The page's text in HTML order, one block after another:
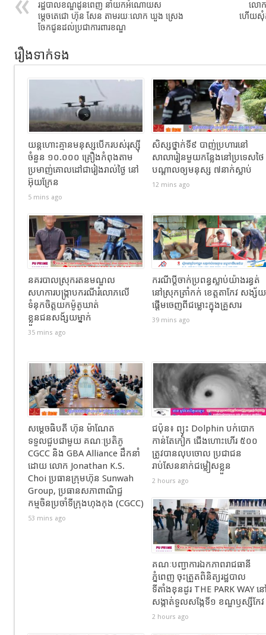
រដ្ឋបាលខណ្ឌដូនពេញ នាំយកអំណោយស
ម្តេចតេជោ ហ៊ុន សែន តាមរយៈលោក ឃួង ស្រេង
ចែកជូនដល់ប្រជាការពារខណ្ឌ
លោក
ហេីយសុំកុំ
រឿងទាក់ទង
យន្តហោះគ្មានមនុស្សបើករបស់រុស្ស៊ី
ចំនួន ១០.០០០ គ្រឿងកំពុងតាម
ប្រមាញ់គោលដៅជារៀងរាល់ថ្ងៃ នៅ
អ៊ុយក្រែន
5 mins ago
សិស្សថ្នាក់ទី៩ បាញ់ប្រហារនៅ
សាលារៀនមួយកន្លែងនៅប្រទេសថៃ
បណ្តាលឲ្យមនុស្ស ៧នាក់ស្លាប់
12 mins ago
នគរបាលស្រុករតនមណ្ឌល
សហការបង្រ្កាបករណីរំលោភលើ
ទំនុកចិត្តយកម៉ូតូឃាត់
ខ្លួនជនសង័្សយម្នាក់
35 mins ago
ករណីប្តីចាក់ប្រពន្ធស្លាប់យ៉ាងរន្ធត់
នៅស្រុកត្រាំកក់ ខេត្តតាកែវ សង្ស័យ
ផ្តើមចេញពីជម្លោះក្នុងគ្រួសារ
39 mins ago
សម្ដេចធិបតី ហ៊ុន ម៉ាណែត
ទទួលជួបជាមួយ គណៈប្រតិភូ
CGCC និង GBA Alliance ដឹកនាំ
ដោយ លោក Jonathan K.S.
Choi ប្រធានក្រុមហ៊ុន Sunwah
Group, ប្រធានសភាពាណិជ្ជ
កម្មចិនប្រចាំទីក្រុងហុងកុង (CGCC)
53 mins ago
ជប៉ុន៖ ព្យុះ Dolphin បក់បោក
កាន់តែកៀក ជើងហោះហើរ ៥០០
ត្រូវបានលុបចោល ប្រជាជន
រាប់សែននាក់ជម្លៀសខ្លួន
2 hours ago
គណៈបញ្ជាការឯកភាពរាជធានី
ភ្នំពេញ ចុះត្រួតពិនិត្យរដ្ឋបាល
ទីតាំងខុនដូរ THE PARK WAY ន
សង្កាត់ទួលសង្កែទី១ ខណ្ឌឫស្សីកែវ
2 hours ago